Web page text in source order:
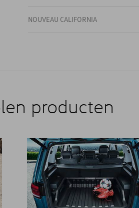
NOUVEAU CALIFORNIA
producten